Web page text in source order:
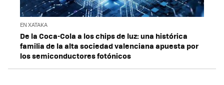
EN XATAKA
De la Coca-Cola a los chips de luz: una histórica
familia de la alta sociedad valenciana apuesta por
los semiconductores fotónicos